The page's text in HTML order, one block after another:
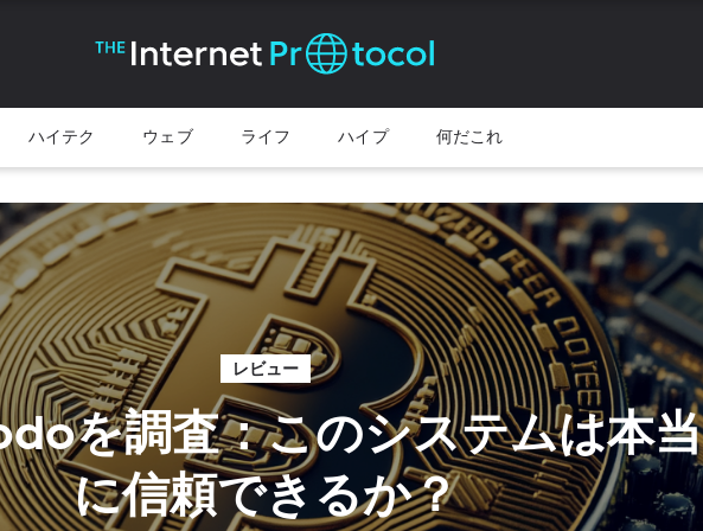
ハイテク ウェブ ライフ ハイプ 何だこれ
レビュー
を調査：このシステムは本当
に信頼できるか？